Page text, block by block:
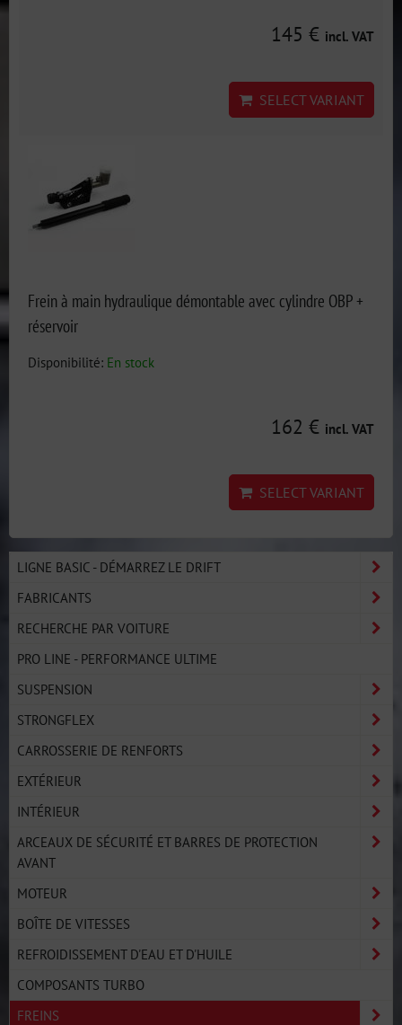
145 € incl. VAT
SELECT VARIANT
Frein à main hydraulique démontable avec cylindre OBP +
réservoir
Disponibilité: En stock
162 € incl. VAT
SELECT VARIANT
LIGNE BASIC - DÉMARREZ LE DRIFT
FABRICANTS
RECHERCHE PAR VOITURE
PRO LINE - PERFORMANCE ULTIME
SUSPENSION
STRONGFLEX
CARROSSERIE DE RENFORTS
EXTÉRIEUR
INTÉRIEUR
ARCEAUX DE SÉCURITÉ ET BARRES DE PROTECTION
AVANT
MOTEUR
BOÎTE DE VITESSES
REFROIDISSEMENT D'EAU ET D'HUILE
COMPOSANTS TURBO
FREINS